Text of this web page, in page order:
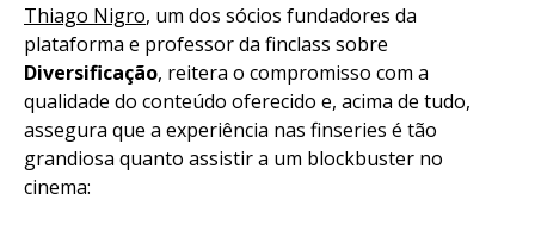
Thiago Nigro, um dos sócios fundadores da
plataforma e professor da finclass sobre
Diversificação, reitera o compromisso com a
qualidade do conteúdo oferecido e, acima de tudo,
assegura que a experiência nas finseries é tão
grandiosa quanto assistir a um blockbuster no
cinema: